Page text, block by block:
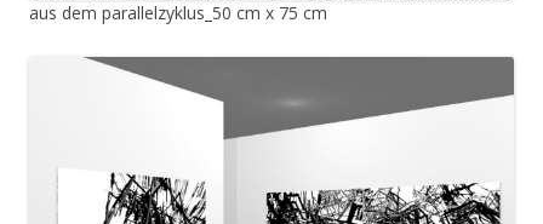
aus dem parallelzyklus_50 cm x 75 cm